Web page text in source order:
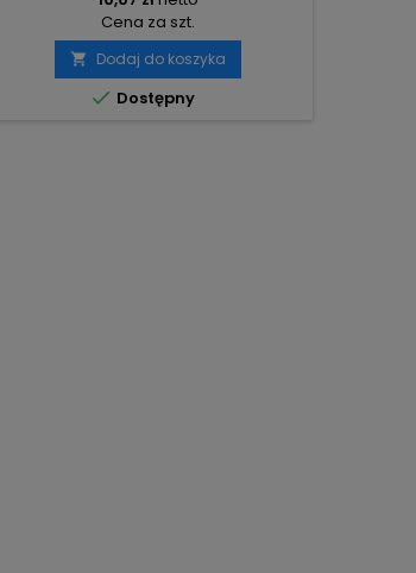
Cena za szt.
 Dodaj do koszyka
 Dostępny